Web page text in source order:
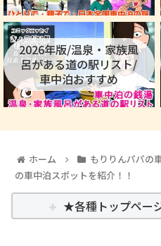
2026年版/温泉・家族風
呂がある道の駅リスト/
車中泊おすすめ
ホーム もりりんパパの
の車中泊スポットを紹介！！
★各種トップペー